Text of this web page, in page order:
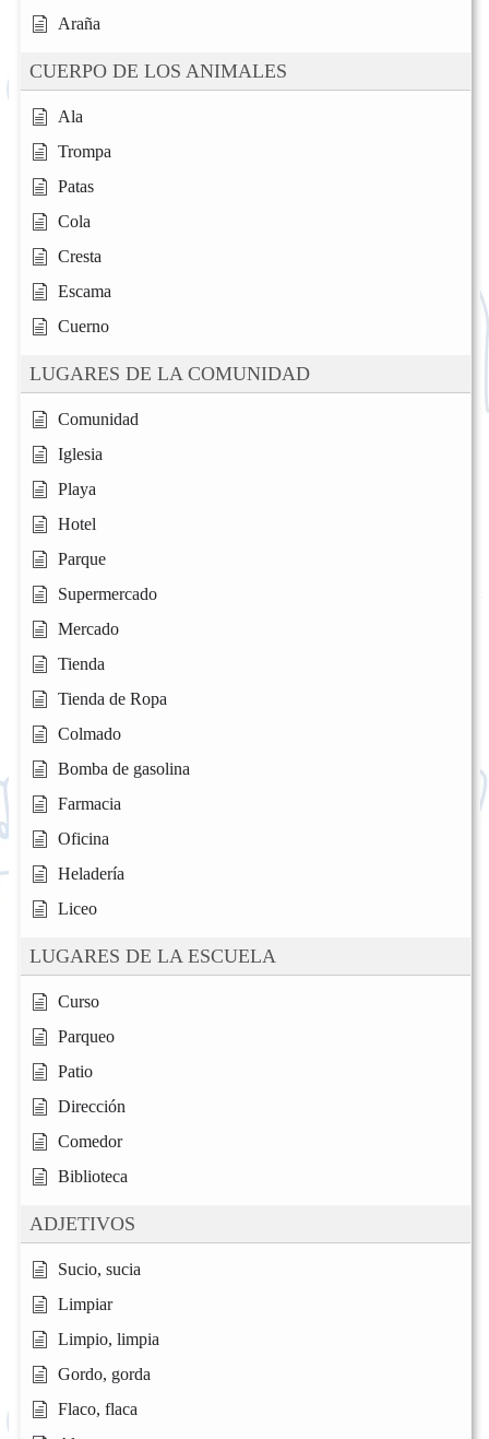
Araña
CUERPO DE LOS ANIMALES
Ala
Trompa
Patas
Cola
Cresta
Escama
Cuerno
LUGARES DE LA COMUNIDAD
Comunidad
Iglesia
Playa
Hotel
Parque
Supermercado
Mercado
Tienda
Tienda de Ropa
Colmado
Bomba de gasolina
Farmacia
Oficina
Heladería
Liceo
LUGARES DE LA ESCUELA
Curso
Parqueo
Patio
Dirección
Comedor
Biblioteca
ADJETIVOS
Sucio, sucia
Limpiar
Limpio, limpia
Gordo, gorda
Flaco, flaca